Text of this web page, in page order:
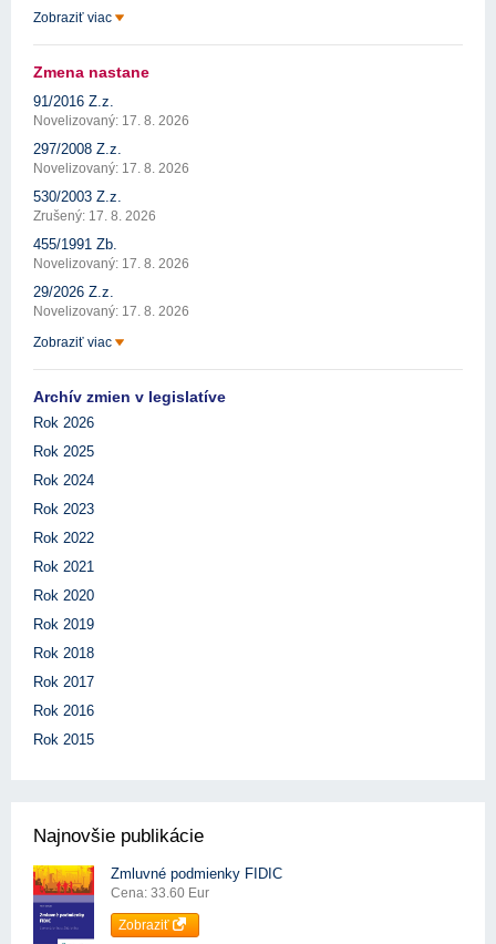
Zobraziť viac
Zmena nastane
91/2016 Z.z.
Novelizovaný: 17. 8. 2026
297/2008 Z.z.
Novelizovaný: 17. 8. 2026
530/2003 Z.z.
Zrušený: 17. 8. 2026
455/1991 Zb.
Novelizovaný: 17. 8. 2026
29/2026 Z.z.
Novelizovaný: 17. 8. 2026
Zobraziť viac
Archív zmien v legislatíve
Rok 2026
Rok 2025
Rok 2024
Rok 2023
Rok 2022
Rok 2021
Rok 2020
Rok 2019
Rok 2018
Rok 2017
Rok 2016
Rok 2015
Najnovšie publikácie
Zmluvné podmienky FIDIC
Cena: 33.60 Eur
Zobraziť